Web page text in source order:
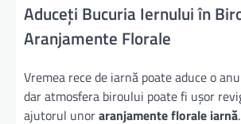
Aduceți Bucuria Iernului în
Aranjamente Florale
Vremea rece de iarnă poate aduce o
dar atmosfera biroului poate fi ușor
ajutorul unoraranjamente florale iarnă